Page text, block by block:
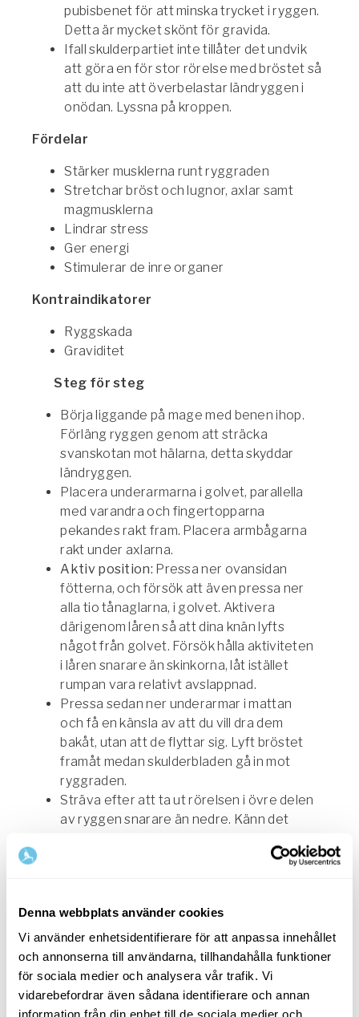
Denna webbplats använder cookies
Vi använder enhetsidentifierare för att anpassa innehållet
och annonserna till användarna, tillhandahålla funktioner
för sociala medier och analysera vår trafik. Vi
vidarebefordrar även sådana identifierare och annan
information från din enhet till de sociala medier och
pubisbenet för att minska trycket i ryggen.
Detta är mycket skönt för gravida.
Ifall skulderpartiet inte tillåter det undvik
att göra en för stor rörelse med bröstet så
att du inte att överbelastar ländryggen i
onödan. Lyssna på kroppen.
Fördelar
Stärker musklerna runt ryggraden
Stretchar bröst och lugnor, axlar samt
magmusklerna
Lindrar stress
Ger energi
Stimulerar de inre organer
Kontraindikatorer
Ryggskada
Graviditet
Steg för steg
Börja liggande på mage med benen ihop.
Förläng ryggen genom att sträcka
svanskotan mot hälarna, detta skyddar
ländryggen.
Placera underarmarna i golvet, parallella
med varandra och fingertopparna
pekandes rakt fram. Placera armbågarna
rakt under axlarna.
Aktiv position: Pressa ner ovansidan
fötterna, och försök att även pressa ner
alla tio tånaglarna, i golvet. Aktivera
därigenom låren så att dina knän lyfts
något från golvet. Försök hålla aktiviteten
i låren snarare än skinkorna, låt istället
rumpan vara relativt avslappnad.
Pressa sedan ner underarmar i mattan
och få en känsla av att du vill dra dem
bakåt, utan att de flyttar sig. Lyft bröstet
framåt medan skulderbladen gå in mot
ryggraden.
Sträva efter att ta ut rörelsen i övre delen
av ryggen snarare än nedre. Känn det
Låt blicken gå snett ner i golvet och håll
Fortsätt hela tiden att sträcka
svanskotan mot hälarna för att avlasta
ländryggen.
Håll positionen 5-10 långa, djupa andetag,
eller mer. Låt axlar och käkar slappna av
och känn hur inandningen expanderar